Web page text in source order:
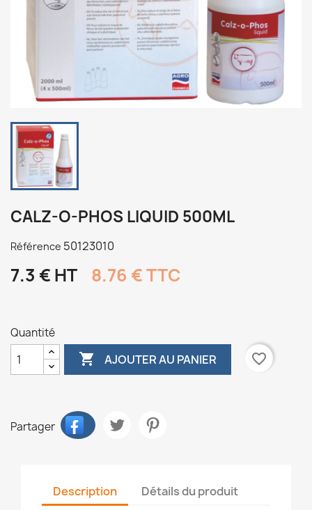
CALZ-O-PHOS LIQUID 500ML
Référence 50123010
7.3 € HT 8.76 € TTC
Quantité
 AJOUTER AU PANIER favorite_border
Partager
Description Détails du produit